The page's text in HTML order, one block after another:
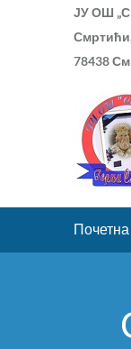
ЈУ ОШ
78438
Почетна